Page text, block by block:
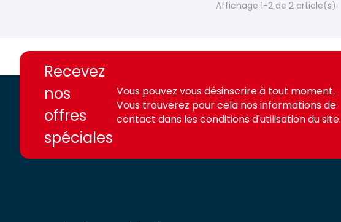
Affichage 1-2 de 2 article(s)
access.fr
access.fr
Recevez
nos
offres
spéciales
Vous pouvez vous désinscrire à tout moment.
Vous trouverez pour cela nos informations de
contact dans les conditions d'utilisation du site.